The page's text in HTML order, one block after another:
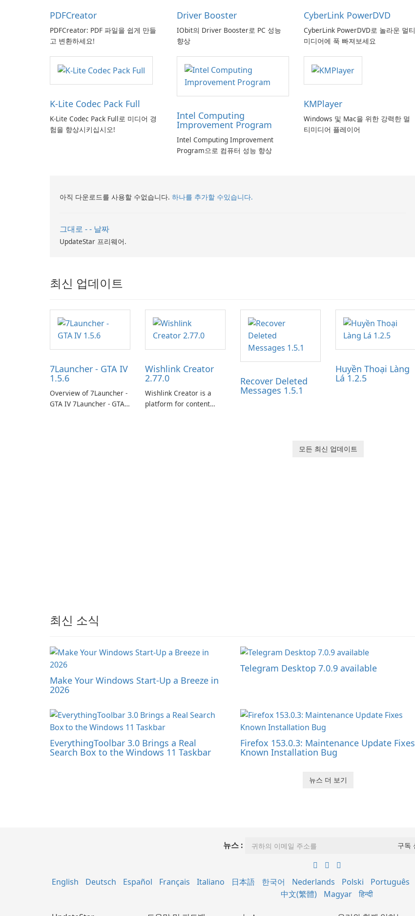
PDFCreator
PDFCreator: PDF 파일을 쉽게 만들
고 변환하세요!
Driver Booster
IObit의 Driver Booster로 PC 성능
향상
CyberLink PowerDVD
CyberLink PowerDVD로 놀라운 멀티
미디어에 푹 빠져보세요
K-Lite Codec Pack Full
K-Lite Codec Pack Full로 미디어 경
험을 향상시키십시오!
Intel Computing
Improvement Program
Intel Computing Improvement
Program으로 컴퓨터 성능 향상
KMPlayer
Windows 및 Mac을 위한 강력한 멀
티미디어 플레이어
아직 다운로드를 사용할 수없습니다. 하나를 추가할 수있습니다.
그대로 - - 날짜
UpdateStar 프리웨어.
최신 업데이트
7Launcher - GTA IV
1.5.6
Overview of 7Launcher -
GTA IV 7Launcher - GTA
Wishlink Creator
2.77.0
Wishlink Creator is a
platform for content
Recover Deleted
Messages 1.5.1
Huyền Thoại Làng
Lá 1.2.5
모든 최신 업데이트
최신 소식
Make Your Windows Start-Up a Breeze in
2026
Telegram Desktop 7.0.9 available
EverythingToolbar 3.0 Brings a Real
Search Box to the Windows 11 Taskbar
Firefox 153.0.3: Maintenance Update Fixes
Known Installation Bug
뉴스 더 보기
뉴스 :
English Deutsch Español Français Italiano 日本語 한국어 Nederlands Polski Português
中文(繁體)
Magyar हिन्दी